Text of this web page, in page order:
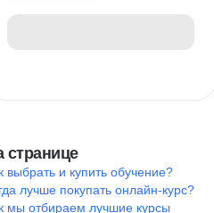
странице
выбрать и купить обучение?
лучше покупать онлайн-курс?
мы отбираем лучшие курсы